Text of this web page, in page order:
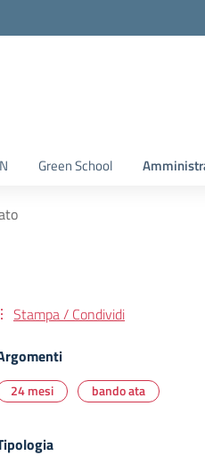
Green School
Stampa / Condividi
24 mesi bando ata